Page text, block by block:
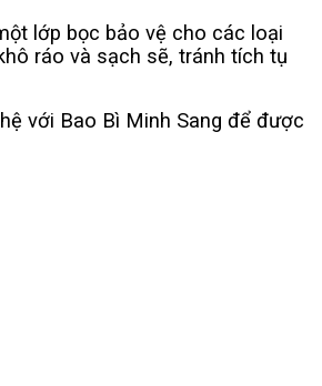
lớp bọc bảo vệ cho các loại
ráo và sạch sẽ, tránh tích tụ
với Bao Bì Minh Sang để được